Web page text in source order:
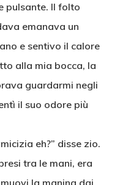
pulsante. Il folto
emanava un
e sentivo il calore
alla mia bocca, la
guardarmi negli
il suo odore più
eh?” disse zio.
tra le mani, era
la manina dai